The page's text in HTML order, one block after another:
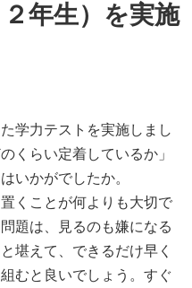
年生）を実施
学力テストを実施しまし
くらい定着しているか」
いかがでしたか。
くことが何よりも大切で
題は、見るのも嫌になる
堪えて、できるだけ早く
むと良いでしょう。すぐ